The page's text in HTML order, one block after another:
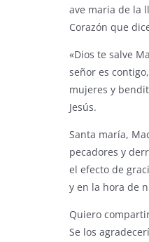
ave maria de la
Corazón que
«Dios te salve
señor es
mujeres y
Jesús.
Santa maría,
pecadores y
el efecto de
y en la hora de
Quiero
Se los